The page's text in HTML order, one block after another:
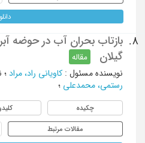
8.
بازتاب بحران آب در حوضه
گیلان
مقاله
نویسنده مسئول : کاویانی راد، مراد؛
رستمی، محمدعلی ؛
چکیده
مقالات مرتبط